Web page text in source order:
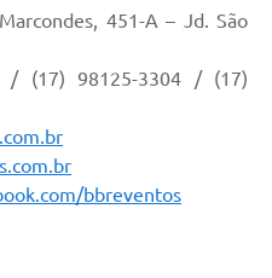
451-A – Jd. São
/ (17) 98125-3304 / (17)
bbreventos